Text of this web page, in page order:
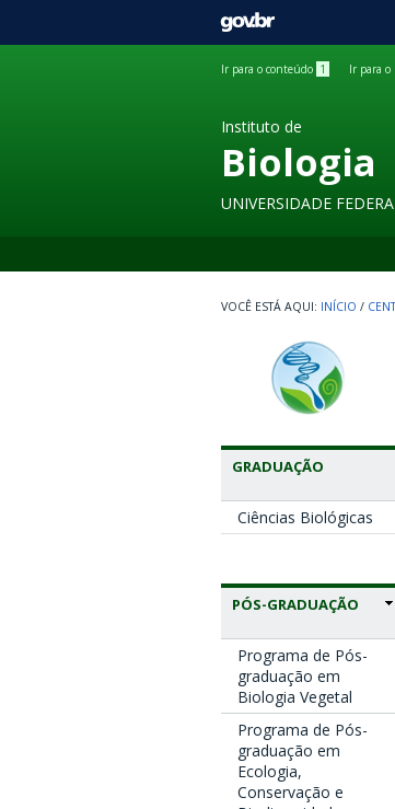
GOVBR
Ir para o conteúdo 1 Ir para o
Instituto de
Biologia
UNIVERSIDADE
INÍCIO /
GRADUAÇÃO
Ciências Biológicas
PÓS-GRADUAÇÃO
Programa de Pós-
graduação em
Biologia Vegetal
Programa de Pós-
graduação em
Ecologia,
Conservação e